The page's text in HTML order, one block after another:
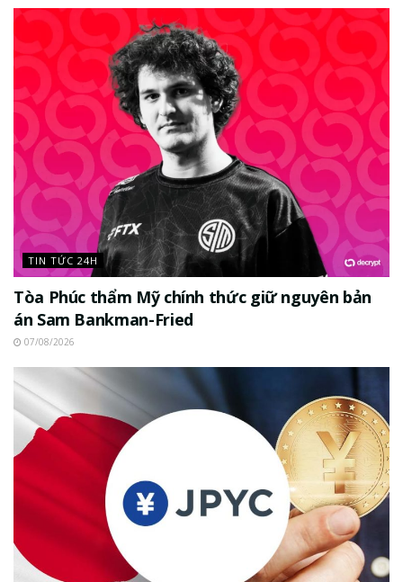
TIN TỨC 24H
Tòa Phúc thẩm Mỹ chính thức giữ nguyên bản
án Sam Bankman-Fried
07/08/2026